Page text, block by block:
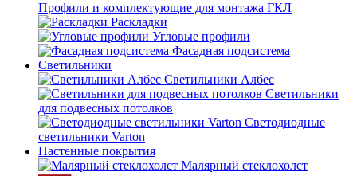
Профили и комплектующие для монтажа ГКЛ
Раскладки
Угловые профили
Фасадная подсистема
Светильники
Светильники Албес
Светильники
для подвесных потолков
Светодиодные
светильники Varton
Настенные покрытия
Малярный стеклохолст